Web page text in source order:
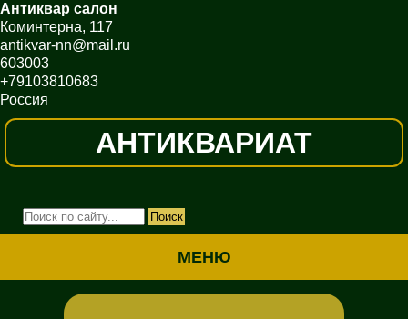
Антиквар салон
Коминтерна, 117
antikvar-nn@mail.ru
603003
+79103810683
Россия
АНТИКВАРИАТ
МЕНЮ